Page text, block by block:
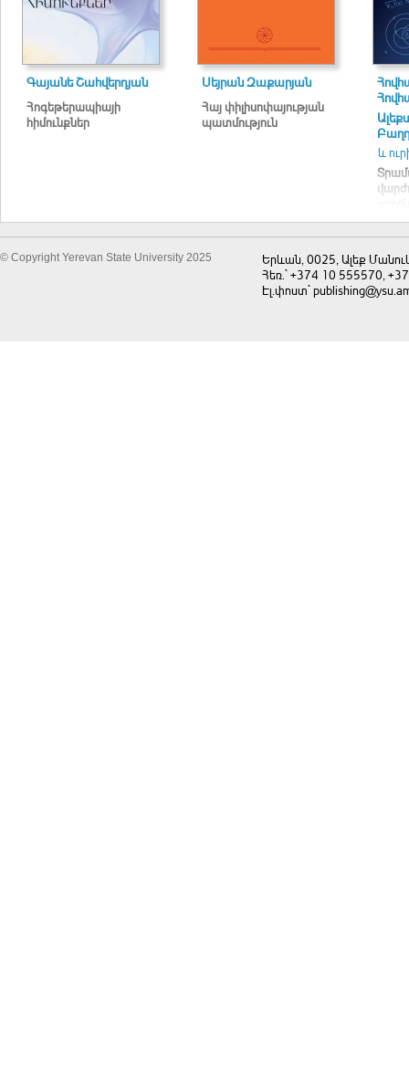
Գայանե Շահվերդյան
Հոգեթերապիայի
հիմունքներ
Սեյրան Զաքարյան
Հայ փիլիսոփայության
պատմություն
և
© Copyright Yerevan State University 2025
Երևան, 0025, Ալեք
Հեռ.` +374 10 555570,
Էլ.փոստ`